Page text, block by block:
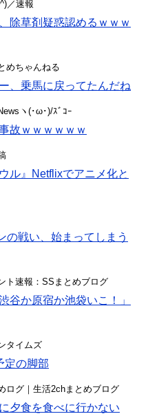
／速報
除草剤疑惑認めるｗｗｗ
めちゃんねる
、乗馬に戻ってたんだね
ヽ(･ω･)/ｽﾞｺｰ
故ｗｗｗｗｗｗ
ル』Netflixでアニメ化と
の戦い、始まってしまう
ト速報：SSまとめブログ
谷か原宿か池袋いこ！」
タイムズ
定の脚部
ログ｜生活2chまとめブログ
夕食を食べに行かない